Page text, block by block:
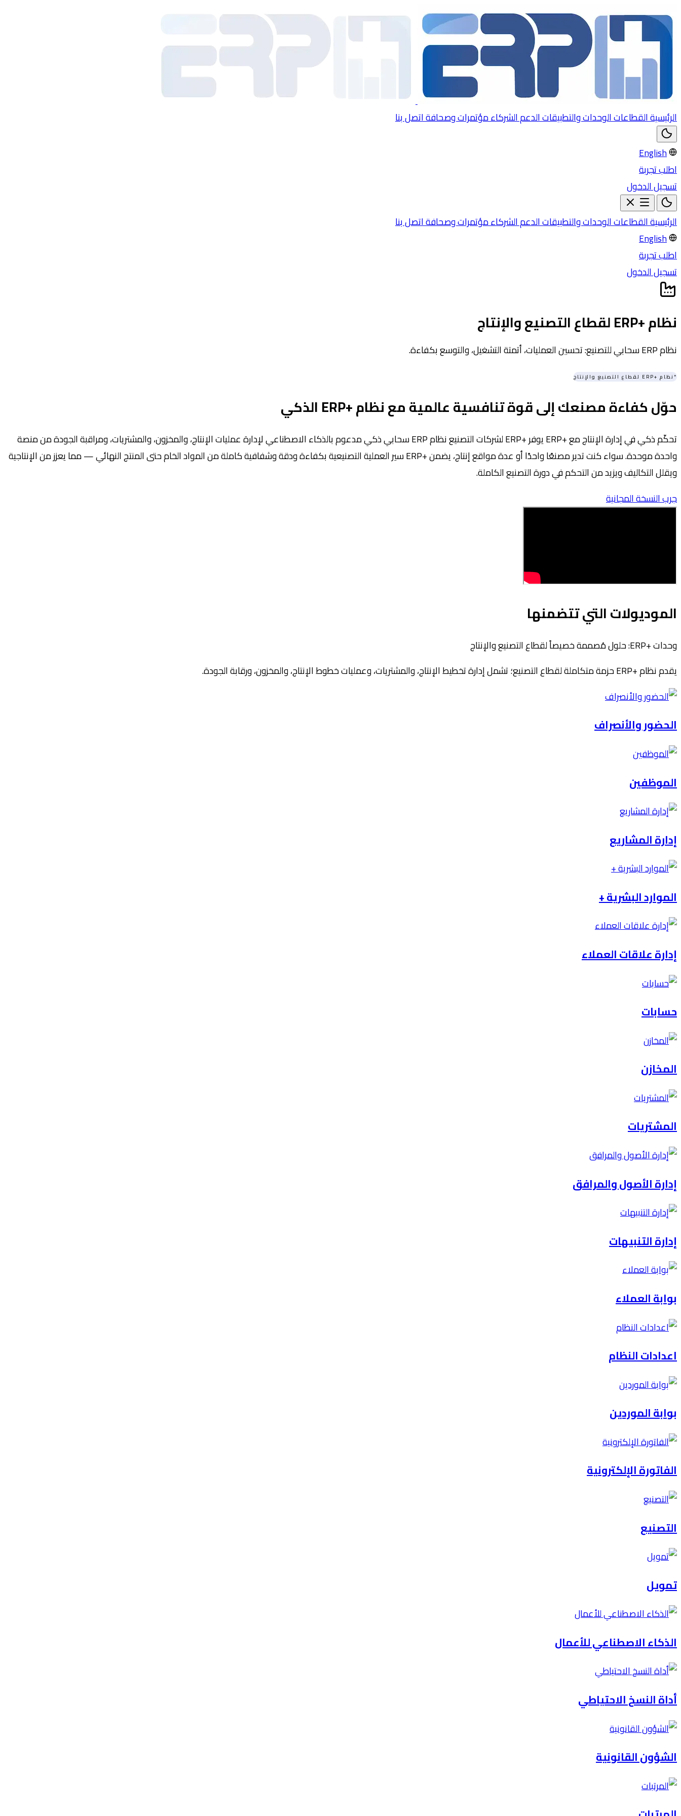
الرئيسيةالقطاعاتالوحدات والتطبيقاتالدعمالشركاءمؤتمرات وصحافةاتصل بنا
English
اطلب تجربة
تسجيل الدخول
الرئيسيةالقطاعاتالوحدات والتطبيقاتالدعمالشركاءمؤتمرات وصحافةاتصل بنا
English
اطلب تجربة
تسجيل الدخول
نظام +ERP لقطاع التصنيع والإنتاج
نظام ERP سحابي للتصنيع: تحسين العمليات، أتمتة التشغيل، والتوسع بكفاءة.
*نظام +ERP لقطاع التصنيع والإنتاج
حوّل كفاءة مصنعك إلى قوة تنافسية عالمية مع نظام +ERP الذكي
تحكّم ذكي في إدارة الإنتاج مع +ERP يوفر +ERP لشركات التصنيع نظام ERP سحابي ذكي مدعوم بالذكاء الاصطناعي لإدارة عمليات الإنتاج، والمخزون، والمشتريات، ومراقبة الجودة من منصة
واحدة موحدة. سواء كنت تدير مصنعًا واحدًا أو عدة مواقع إنتاج، يضمن +ERP سير العملية التصنيعية بكفاءة ودقة وشفافية كاملة من المواد الخام حتى المنتج النهائي — مما يعزز من الإنتاجية
ويقلل التكاليف ويزيد من التحكم في دورة التصنيع الكاملة.
جرب النسخة المجانية
الموديولات التي تتضمنها
وحدات +ERP: حلول مُصممة خصيصاً لقطاع التصنيع والإنتاج
يقدم نظام +ERP حزمة متكاملة لقطاع التصنيع؛ تشمل إدارة تخطيط الإنتاج، والمشتريات، وعمليات خطوط الإنتاج، والمخزون، ورقابة الجودة.
الحضور والأنصراف
الموظفين
إدارة المشاريع
الموارد البشرية +
إدارة علاقات العملاء
حسابات
المخازن
المشتريات
إدارة الأصول والمرافق
إدارة التنبيهات
بوابة العملاء
اعدادات النظام
بوابة الموردين
الفاتورة الإلكترونية
التصنيع
تمويل
الذكاء الاصطناعي للأعمال
أداة النسخ الاحتياطي
الشؤون القانونية